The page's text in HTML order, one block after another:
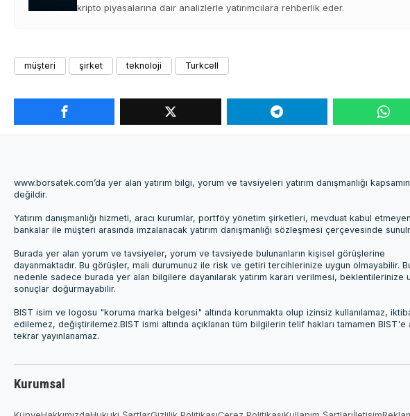
kripto piyasalarına dair analizlerle yatırımcılara rehberlik eder.
müşteri şirket teknoloji Turkcell
www.borsatek.com’da yer alan yatırım bilgi, yorum ve tavsiyeleri yatırım danışmanlığı
değildir.
Yatırım danışmanlığı hizmeti, aracı kurumlar, portföy yönetim şirketleri, mevduat kabul etmeyen
bankalar ile müşteri arasında imzalanacak yatırım danışmanlığı sözleşmesi çerçevesinde
Burada yer alan yorum ve tavsiyeler, yorum ve tavsiyede bulunanların kişisel görüşlerine
dayanmaktadır. Bu görüşler, mali durumunuz ile risk ve getiri tercihlerinize uygun olmayabilir.
nedenle sadece burada yer alan bilgilere dayanılarak yatırım kararı verilmesi, beklentilerinize
sonuçlar doğurmayabilir.
BIST isim ve logosu "koruma marka belgesi" altında korunmakta olup izinsiz kullanılamaz,
edilemez, değiştirilemez.BIST ismi altında açıklanan tüm bilgilerin telif hakları tamamen BIST'e
tekrar yayınlanamaz.
Kurumsal